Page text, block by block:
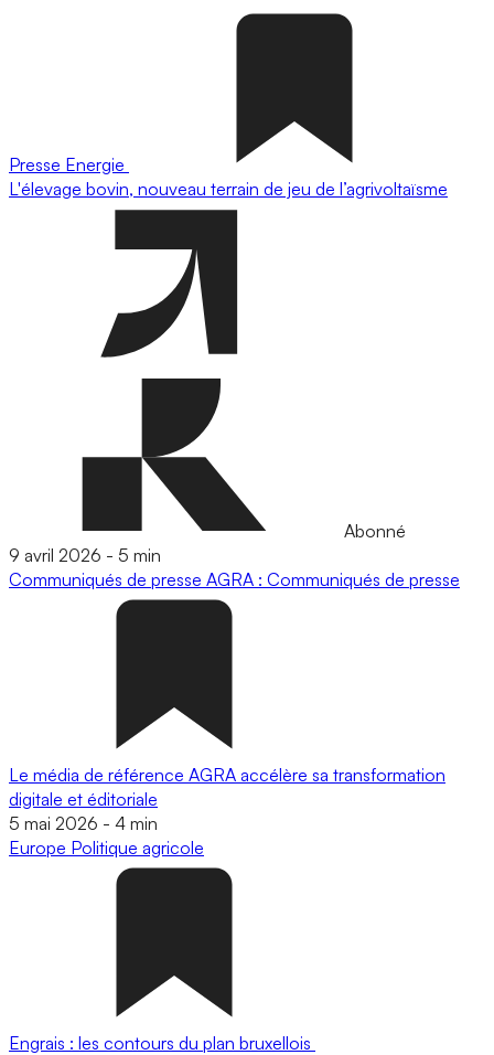
Presse Energie
L'élevage bovin, nouveau terrain de jeu de l’agrivoltaïsme
Abonné
9 avril 2026 - 5 min
Communiqués de presse AGRA : Communiqués de presse
Le média de référence AGRA accélère sa transformation
digitale et éditoriale
5 mai 2026 - 4 min
Europe Politique agricole
Engrais : les contours du plan bruxellois